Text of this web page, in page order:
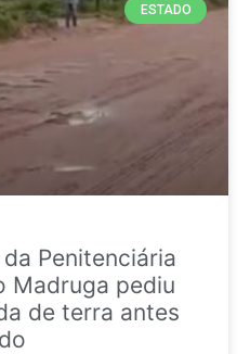
ESTADO
Penitenciária
Madruga pediu
de terra antes